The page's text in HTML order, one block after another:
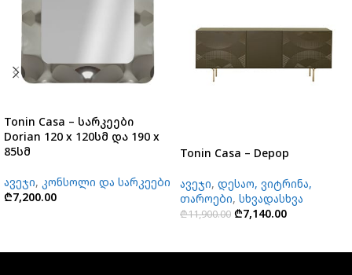
Tonin Casa – სარკეები
Dorian 120 x 120სმ და 190 x
85სმ
ავეჯი, კონსოლი და სარკეები
₾7,200.00
Tonin Casa – Depop
ავეჯი, დესაო, ვიტრინა,
თაროები, სხვადასხვა
₾11,900.00 ₾7,140.00